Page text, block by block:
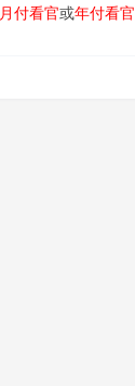
月付看官或年付看官